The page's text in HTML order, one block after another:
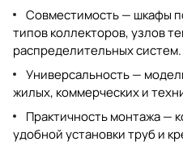
Совместимость — шкафы
типов коллекторов, узлов
распределительных систем.
Универсальность —
жилых, коммерческих и
Практичность монтажа —
удобной установки труб и